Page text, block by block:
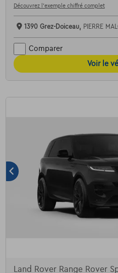
Découvrez l’exemple chiffré complet
1390 Grez-Doiceau, PIERRE
Comparer
Voir le
Land Rover Range Rover